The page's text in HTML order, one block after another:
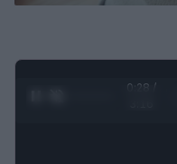
0:29 /